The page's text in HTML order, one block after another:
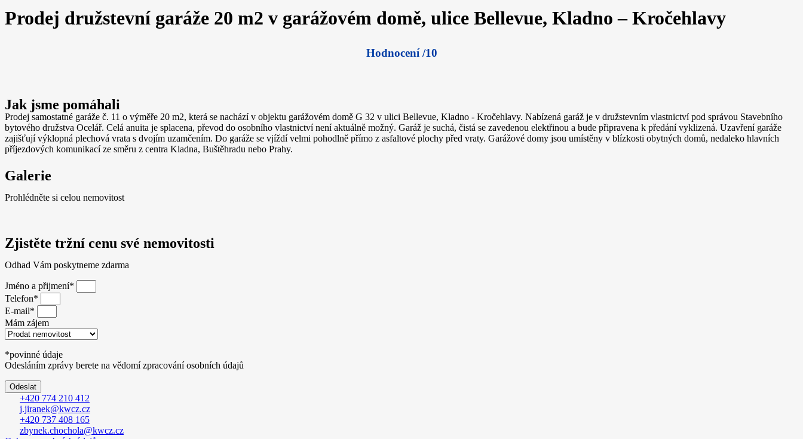
Prodej družstevní garáže 20 m2 v garážovém domě, ulice Bellevue, Kladno – Kročehlavy
Hodnocení /10
Jak jsme pomáhali
Prodej samostatné garáže č. 11 o výměře 20 m2, která se nachází v objektu garážovém domě G 32 v ulici Bellevue, Kladno - Kročehlavy. Nabízená garáž je v družstevním vlastnictví pod správou Stavebního
bytového družstva Ocelář. Celá anuita je splacena, převod do osobního vlastnictví není aktuálně možný. Garáž je suchá, čistá se zavedenou elektřinou a bude připravena k předání vyklizená. Uzavření garáže
zajišťují výklopná plechová vrata s dvojím uzamčením. Do garáže se vjíždí velmi pohodlně přímo z asfaltové plochy před vraty. Garážové domy jsou umístěny v blízkosti obytných domů, nedaleko hlavních
příjezdových komunikací ze směru z centra Kladna, Buštěhradu nebo Prahy.
Galerie
Prohlédněte si celou nemovitost
Zjistěte tržní cenu své nemovitosti
Odhad Vám poskytneme zdarma
Jméno a přijmení*
Telefon*
E-mail*
Mám zájem
*povinné údaje
Odesláním zprávy berete na vědomí zpracování osobních údajů
Odeslat
+420 774 210 412
j.jiranek@kwcz.cz
+420 737 408 165
zbynek.chochola@kwcz.cz